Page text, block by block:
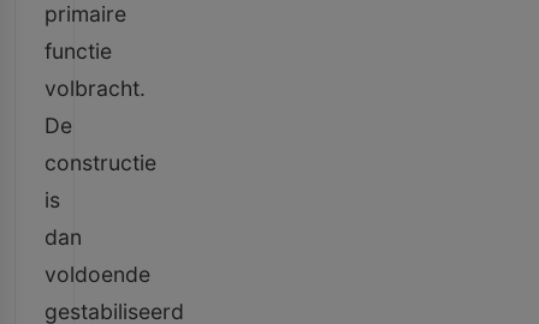
primaire
functie
volbracht.
De
constructie
is
dan
voldoende
gestabiliseerd